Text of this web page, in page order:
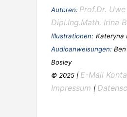
Autoren: Prof.Dr.
Dipl.Ing.Math. Irina
Illustrationen: Kateryna
Audioanweisungen:
Bosley
© 2025 | E-Mail
Impressum |